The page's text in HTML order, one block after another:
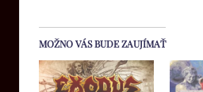
MOŽNO VÁS BUDE ZAUJÍMAŤ